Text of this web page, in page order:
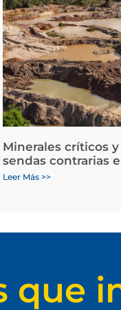
Minerales críticos
sendas contrarias
Leer Más >>
que